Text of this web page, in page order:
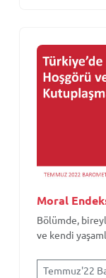
Moral
Bölümde,
ve kendi
Temmuz'22